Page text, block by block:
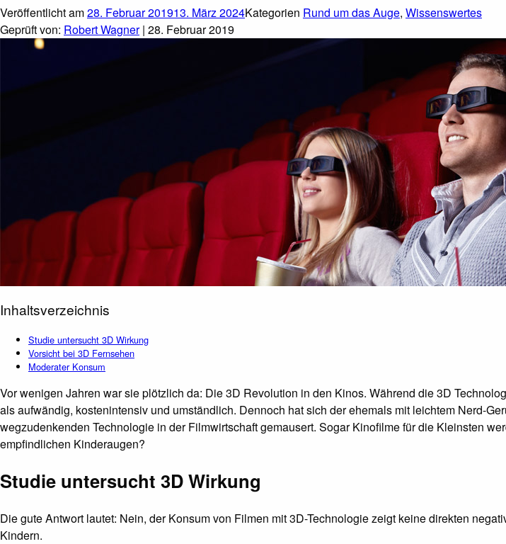
Veröffentlicht am28. Februar 201913. März 2024Kategorien Rund um das Auge, Wissenswertes
Geprüft von: Robert Wagner| 28. Februar 2019
Inhaltsverzeichnis
Studie untersucht 3D Wirkung
Vorsicht bei 3D Fernsehen
Moderater Konsum
Vor wenigen Jahren war sie plötzlich da: Die 3D Revolution in den Kinos. Während die 3D
als aufwändig, kostenintensiv und umständlich. Dennoch hat sich der ehemals mit leichtem Nerd-
wegzudenkenden Technologie in der Filmwirtschaft gemausert. Sogar Kinofilme für die Kleinsten
empfindlichen Kinderaugen?
Studie untersucht 3D Wirkung
Die gute Antwort lautet: Nein, der Konsum von Filmen mit 3D-Technologie zeigt keine direkten
Kindern.